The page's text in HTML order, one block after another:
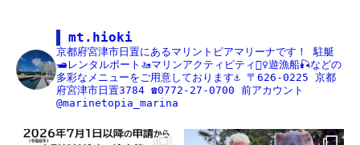
mt.hioki
京都府宮津市日置にあるマリントピアマリーナです！
駐艇
🛥レンタルボート🚤マリンアクティビティ🏄‍♀️遊漁船🎣などの
多彩なメニューをご用意しております⚓️ 〒626-0225 京都
府宮津市日置3784 ☎️0772-27-0700 前アカウント
@marinetopia_marina